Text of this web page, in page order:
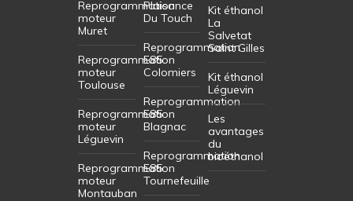
Reprogrammation
moteur
Muret
Reprogrammation
moteur
Toulouse
Reprogrammation
moteur
Léguevin
Reprogrammation
moteur
Montauban
Plaisance
Du Touch
Reprogrammation
E85
Colomiers
Reprogrammation
E85
Blagnac
Reprogrammation
E85
Tournefeuille
Kit éthanol
La
Salvetat
Saint Gilles
Kit éthanol
Léguevin
Les
avantages
du
bioéthanol